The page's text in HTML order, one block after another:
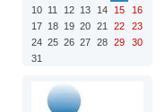
10 11 12 13 14 15
16
17 18 19 20 21 22
23
24 25 26 27 28 29
30
31